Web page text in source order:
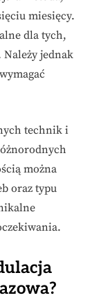
miesięcy.
dla tych,
Należy jednak
technik i
można
oraz typu